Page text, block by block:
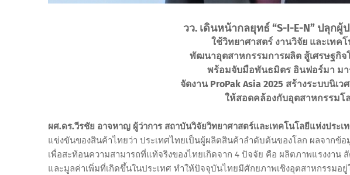
วว. เดินหน้ากลยุทธ์ “S-I-E-N” ปลุกผู้
ใช้วิทยาศาสตร์ งานวิจัย และเทค
พัฒนาอุตสาหกรรมการผลิต สู้เศรษฐกิจ
พร้อมจับมือพันธมิตร อินฟอร์มา มา
จัดงาน ProPak Asia 2025 สร้างระบบนิเ
ให้สอดคล้องกับอุตสาหกรรมโ
ผศ.ดร.วีรชัย อาจหาญ ผู้ว่าการ สถาบันวิจัยวิทยาศาสตร์และเทคโนโลยีแห่งประเ
แข่งขันของสินค้าไทยว่า ประเทศไทยเป็นผู้ผลิตสินค้าลำดับต้นของโลก ผลจากข้
เพื่อสะท้อนความสามารถที่แท้จริงของไทยเกิดจาก 4 ปัจจัย คือ ผลิตภาพแรงงาน
และมูลค่าเพิ่มที่เกิดขึ้นในประเทศ ทำให้ปัจจุบันไทยมีศักยภาพเชิงอุตสาหกรรมอ